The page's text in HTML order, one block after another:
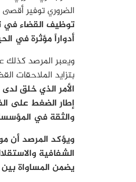
الضروري توفير
توظيف القضاء
أدواراً مؤثرة في
ويعبر المرصد كذلك
بتزايد الملاحقات
الأمر الذي خلق
إطار الضغط على
والثقة في
ويؤكد المرصد أن
الشفافية
يضمن المساواة